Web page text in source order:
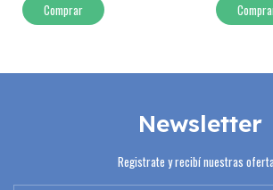
Comprar
Newsletter
Registrate y recibí nuestras